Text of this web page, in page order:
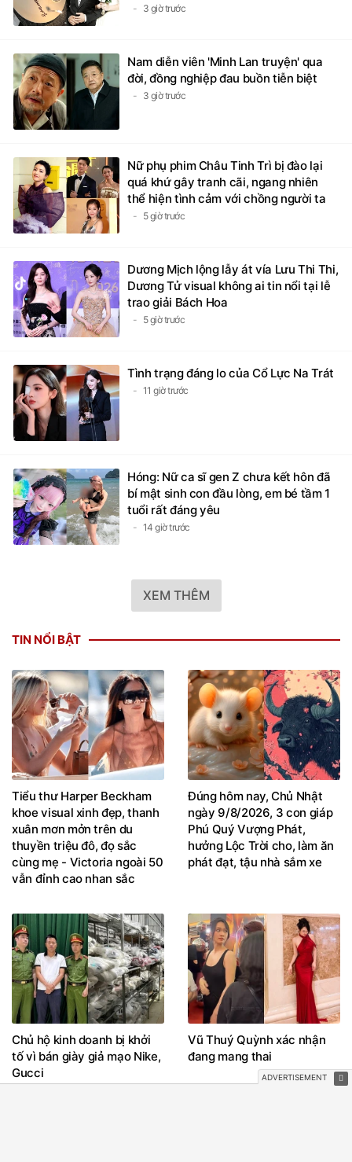
3 giờ trước
Nam diễn viên 'Minh Lan truyện' qua
đời, đồng nghiệp đau buồn tiễn biệt
3 giờ trước
Nữ phụ phim Châu Tinh Trì bị đào lại
quá khứ gây tranh cãi, ngang nhiên
thể hiện tình cảm với chồng người ta
5 giờ trước
Dương Mịch lộng lẫy át vía Lưu Thi Thi,
Dương Tử visual không ai tin nổi tại lễ
trao giải Bách Hoa
5 giờ trước
Tình trạng đáng lo của Cổ Lực Na Trát
11 giờ trước
Hóng: Nữ ca sĩ gen Z chưa kết hôn đã
bí mật sinh con đầu lòng, em bé tầm 1
tuổi rất đáng yêu
14 giờ trước
XEM THÊM
TIN NỔI BẬT
Tiểu thư Harper Beckham
khoe visual xinh đẹp, thanh
xuân mơn mởn trên du
thuyền triệu đô, đọ sắc
cùng mẹ - Victoria ngoài 50
vẫn đỉnh cao nhan sắc
Đúng hôm nay, Chủ Nhật
ngày 9/8/2026, 3 con giáp
Phú Quý Vượng Phát,
hưởng Lộc Trời cho, làm ăn
phát đạt, tậu nhà sắm xe
Chủ hộ kinh doanh bị khởi
tố vì bán giày giả mạo Nike,
Gucci
Vũ Thuý Quỳnh xác nhận
đang mang thai